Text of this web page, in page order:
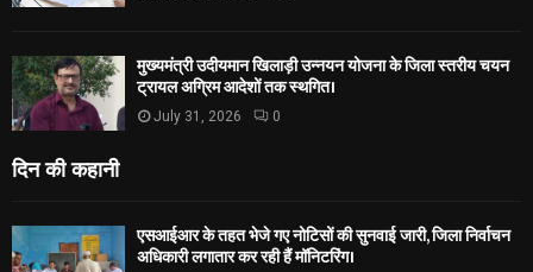
मुख्यमंत्री उदीयमान खिलाड़ी उन्नयन योजना के जिला स्तरीय चयन
ट्रायल अग्रिम आदेशों तक स्थगित।
July 31, 2026 0
दिन की कहानी
एसआईआर के तहत भेजे गए नोटिसों की सुनवाई जारी, जिला निर्वाचन
अधिकारी लगातार कर रही हैं मॉनिटरिंग।